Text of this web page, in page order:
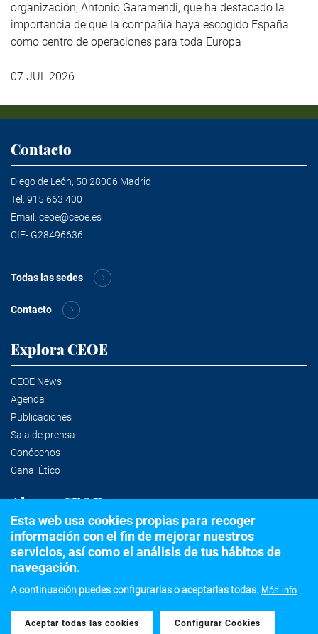
organización, Antonio Garamendi, que ha destacado la
importancia de que la compañía haya escogido España
como centro de operaciones para toda Europa
07 JUL 2026
Contacto
Diego de León, 50 28006 Madrid
Tel. 915 663 400
Email. ceoe@ceoe.es
CIF- G28496636
Todas las sedes
Contacto
Explora CEOE
CEOE News
Agenda
Publicaciones
Sala de prensa
Conócenos
Canal Ético
Alertas CEOE
Suscríbete a la newsletter
©2020 Confederación Española de Organizaciones Empresariales
Aviso legal
Esta web usa cookies propias para recoger
información con el fin de mejorar nuestros
servicios, así como el análisis de tus hábitos de
navegación.
A continuación puedes configurarlas o aceptarlas todas. Más info
Aceptar todas las cookies
Withdraw consent